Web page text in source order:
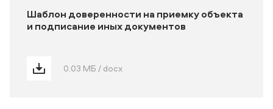
Шаблон доверенности на приемку объекта
и подписание иных документов
0.03 МБ / docx